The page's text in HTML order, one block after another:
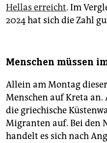
Hellas erreicht. Im
2024 hat sich die Zahl
Menschen müssen
Allein am Montag
Menschen auf Kreta
die griechische
Migranten auf. Bei den
handelt es sich nach